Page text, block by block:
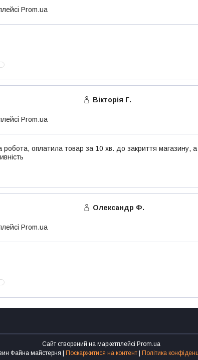
Prom.ua
Вікторія Г.
Prom.ua
робота, оплатила товар за 10 хв. до закриття
Олександр Ф.
Prom.ua
Сайт створений на маркетплейсі Prom.ua
Магазин Файна майстерня | Поскаржитися на контент | Політика